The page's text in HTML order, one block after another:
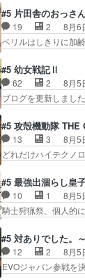
す隼人を見てなぜ
禁物だけど、なか
れ、がんばりゅ」あ
鈴奈（@0suzuna0
られてたら流石に
んだことある》エ
無くブスっといく
構エグいことする
城に乗り込む事を
とは？！もう来週…
#5 片田舎のおっさ
19 2
8月6
ベリルはしきりに
んじゃないですか
ラにて視聴終わり
にしたくないもの
のベリルが好きだ
ーベルボアが暴れ
を言いすぎとゆー
只者じゃなかったか
#5 幼女戦記Ⅱ
62 2
8月5
ブログを更新しま
ゥーアの唯一の手
て完全にご褒美回
ニャが後方指揮だ
無料ガチャ”100連
ばならぬ」って言
て参謀本部の連携
グ今週の『有能な…
#5 攻殻機動隊 THE
13 3
8月5
どれだけハイテク
コマだいぶ理性持
んだのもう何年も
汚職を突き止める
号はどこの部分で
primevideoで視聴
ス』を含む押井・
ストの母親の気持…
#5 最強出涸らし皇
10 1
8月5
騎士狩猟祭、個人
ナがチートすぎる
ット・ウィズ展開
ろかタイトル通り
ABEMAで視聴しま
#5 対ありでした。
12 2
8月5
EVOジャパン参戦